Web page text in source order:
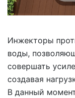
Инжекторы
воды,
совершать
создавая
В данный